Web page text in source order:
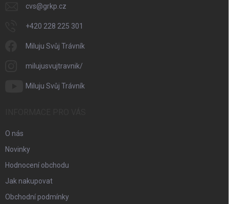
cvs@grkp.cz
+420 228 225 301
Miluju Svůj Trávník
milujusvujtravnik/
Miluju Svůj Trávník
O nás
Novinky
Hodnocení obchodu
Jak nakupovat
Obchodní podmínky